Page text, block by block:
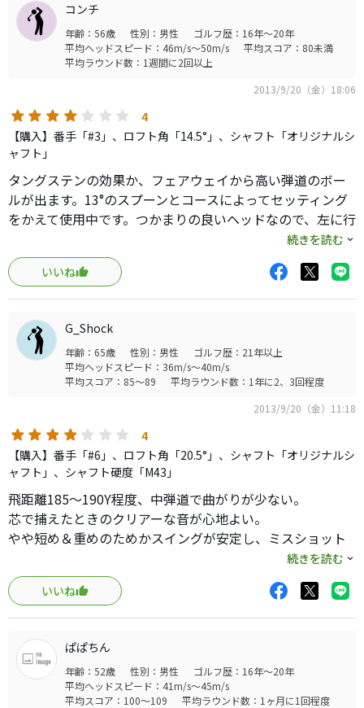
コンチ
年齢：56歳 性別：男性
ゴルフ歴：16年～20年
平均ヘッドスピード：46m/s～50m/s
平均スコア：80未満
平均ラウンド数：1週間に2回以上
2013/9/20（金）18:06
4
【購入】番手「#3」、ロフト角「14.5°」、シャフト「オリジナルシ
ャフト」
タングステンの効果か、フェアウェイから高い弾道のボー
ルが出ます。13°のスプーンとコースによってセッティング
をかえて使用中です。つかまりの良いヘッドなので、左に行
きやすいですが少しスライス目にスイングして対応できて
ます。シャフトM-46ですが49の方がよかったのかも。
続きを読む
いいね
G_Shock
年齢：65歳 性別：男性
ゴルフ歴：21年以上
平均ヘッドスピード：36m/s～40m/s
平均スコア：85～89
平均ラウンド数：1年に2、3回程度
2013/9/20（金）11:18
4
【購入】番手「#6」、ロフト角「20.5°」、シャフト「オリジナルシ
ャフト」、シャフト硬度「M43」
飛距離185〜190Y程度、中弾道で曲がりが少ない。
芯で捕えたときのクリアーな音が心地よい。
やや短め＆重めのためかスイングが安定し、ミスショット
少なくて助かる。
最近のFWのように飛距離を楽しむタイプではなく、手堅く
距離を
刻んでいくゴルフに適したFWかと思う。
続きを読む
いいね
ぱぱちん
年齢：52歳 性別：男性
ゴルフ歴：16年～20年
平均ヘッドスピード：41m/s～45m/s
平均スコア：100～109
平均ラウンド数：1ヶ月に1回程度